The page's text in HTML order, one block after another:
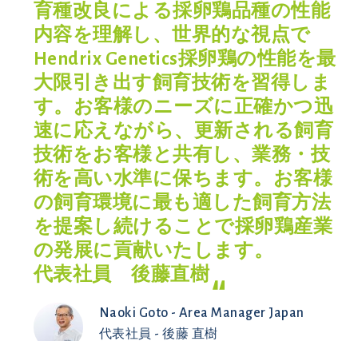
育種改良による採卵鶏品種の性能
内容を理解し、世界的な視点で
Hendrix Genetics採卵鶏の性能を最
大限引き出す飼育技術を習得しま
す。お客様のニーズに正確かつ迅
速に応えながら、更新される飼育
技術をお客様と共有し、業務・技
術を高い水準に保ちます。お客様
の飼育環境に最も適した飼育方法
を提案し続けることで採卵鶏産業
の発展に貢献いたします。
代表社員 後藤直樹
Naoki Goto - Area Manager Japan
代表社員 - 後藤 直樹